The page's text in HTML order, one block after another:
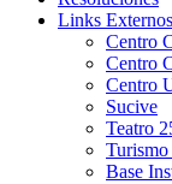
Links Externos
Centro
Centro
Centro
Sucive
Teatro
Turismo
Base